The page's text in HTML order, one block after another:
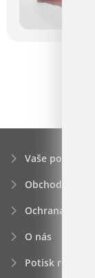
Vaše poptávka
Obchodní
Ochrana
O nás
Potisk